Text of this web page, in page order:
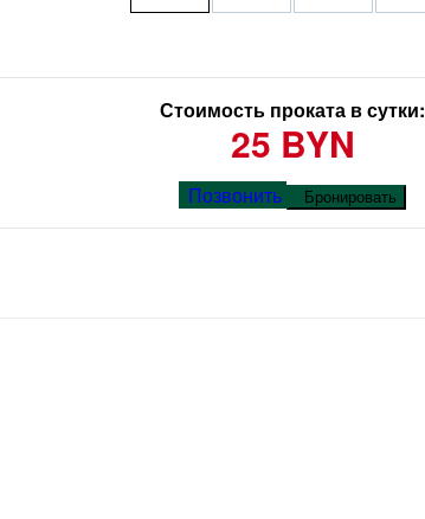
Стоимость проката в сутки:
25 BYN
Позвонить Бронировать